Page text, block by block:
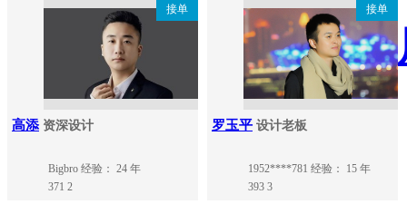
接单
高添 资深设计
Bigbro 经验： 24 年
371 2
接单
罗玉平 设计老板
1952****781 经验： 15 年
393 3